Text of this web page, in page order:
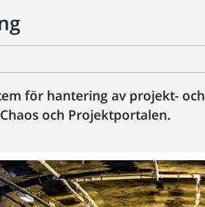
för hantering av projekt-
och Projektportalen.